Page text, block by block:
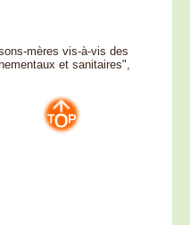
mères vis-à-vis des
et sanitaires",